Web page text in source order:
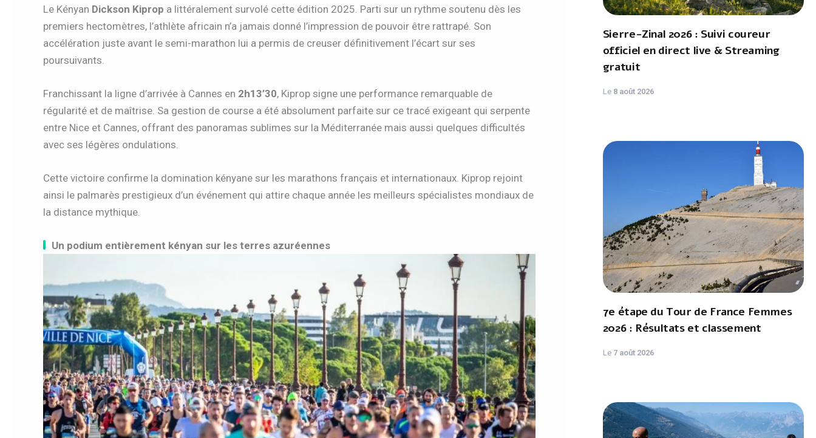
Le Kényan Dickson Kiprop a littéralement survolé cette édition 2025. Parti sur un rythme soutenu dès les
premiers hectomètres, l’athlète africain n’a jamais donné l’impression de pouvoir être rattrapé. Son
accélération juste avant le semi-marathon lui a permis de creuser définitivement l’écart sur ses
poursuivants.
Franchissant la ligne d’arrivée à Cannes en 2h13’30, Kiprop signe une performance remarquable de
régularité et de maîtrise. Sa gestion de course a été absolument parfaite sur ce tracé exigeant qui serpente
entre Nice et Cannes, offrant des panoramas sublimes sur la Méditerranée mais aussi quelques difficultés
avec ses légères ondulations.
Cette victoire confirme la domination kényane sur les marathons français et internationaux. Kiprop rejoint
ainsi le palmarès prestigieux d’un événement qui attire chaque année les meilleurs spécialistes mondiaux de
la distance mythique.
Un podium entièrement kényan sur les terres azuréennes
Sierre-Zinal 2026 : Suivi coureur
officiel en direct live & Streaming
gratuit
Le 8 août 2026
7e étape du Tour de France Femmes
2026 : Résultats et classement
Le 7 août 2026